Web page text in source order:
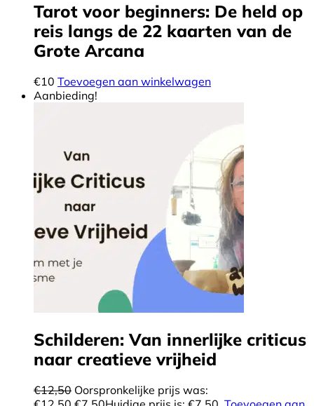
Tarot voor beginners: De held op
reis langs de 22 kaarten van de
Grote Arcana
€10 Toevoegen aan winkelwagen
Aanbieding!
Schilderen: Van innerlijke criticus
naar creatieve vrijheid
€12,50 Oorspronkelijke prijs was: